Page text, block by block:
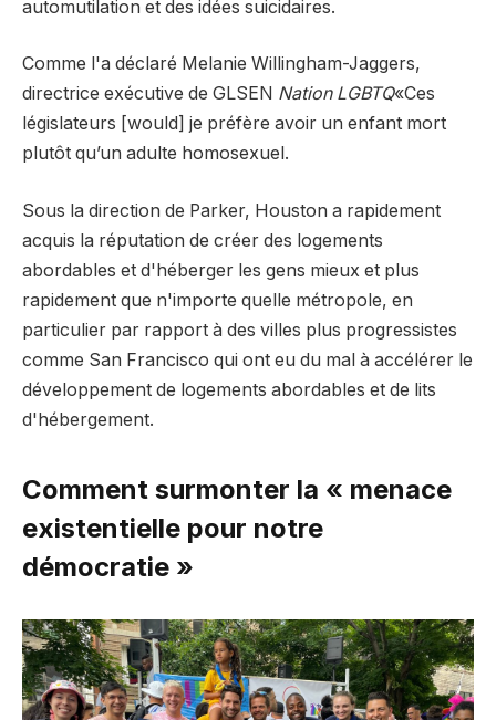
automutilation et des idées suicidaires.
Comme l'a déclaré Melanie Willingham-Jaggers,
directrice exécutive de GLSEN Nation LGBTQ«Ces
législateurs [would] je préfère avoir un enfant mort
plutôt qu’un adulte homosexuel.
Sous la direction de Parker, Houston a rapidement
acquis la réputation de créer des logements
abordables et d'héberger les gens mieux et plus
rapidement que n'importe quelle métropole, en
particulier par rapport à des villes plus progressistes
comme San Francisco qui ont eu du mal à accélérer le
développement de logements abordables et de lits
d'hébergement.
Comment surmonter la « menace
existentielle pour notre
démocratie »